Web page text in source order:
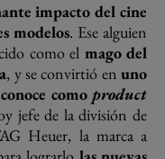
impacto del cine
modelos. Ese alguien
como el mago del
, y se convirtió enuno
como product
jefe de la división de
Heuer, la marca a